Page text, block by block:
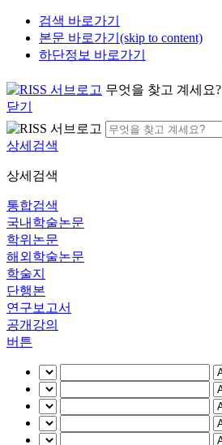
검색 바로가기
본문 바로가기(skip to content)
하단정보 바로가기
무엇을 찾고 계세요?
닫기
상세검색
상세검색
통합검색
국내학술논문
학위논문
해외학술논문
학술지
단행본
연구보고서
공개강의
버튼